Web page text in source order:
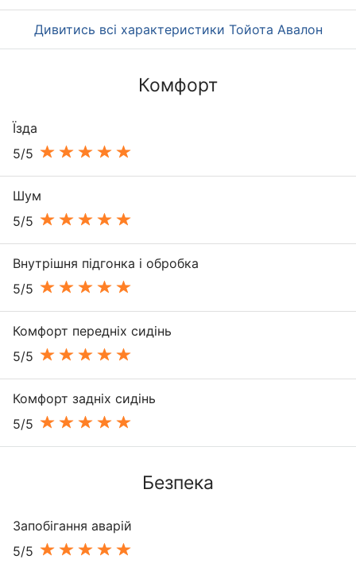
Дивитись всі характеристики Тойота Авалон
Комфорт
Їзда
5/5
Шум
5/5
Внутрішня підгонка і обробка
5/5
Комфорт передніх сидінь
5/5
Комфорт задніх сидінь
5/5
Безпека
Запобігання аварій
5/5